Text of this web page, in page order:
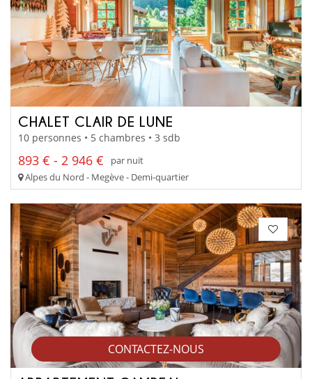
CONTACTEZ-NOUS
CHALET CLAIR DE LUNE
10 personnes • 5 chambres • 3 sdb
893 € - 2 946 €
par nuit
Alpes du Nord - Megève - Demi-quartier